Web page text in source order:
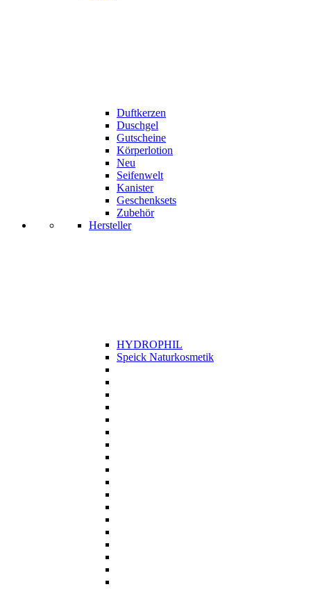
Duftkerzen
Duschgel
Gutscheine
Körperlotion
Neu
Seifenwelt
Kanister
Geschenksets
Zubehör
Hersteller
HYDROPHIL
Speick Naturkosmetik